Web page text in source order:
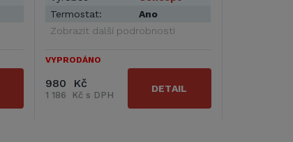
Termostat:
Ano
Zobrazit další podrobnosti
VYPRODÁNO
980 Kč
1 186 Kč s DPH
DETAIL